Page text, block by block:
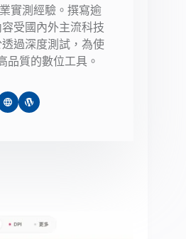
實測經驗。撰寫逾
受國內外主流科技
過深度測試，為使
品質的數位工具。